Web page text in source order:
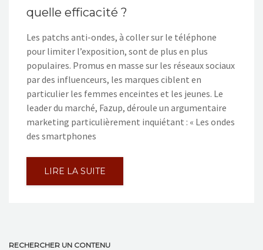
quelle efficacité ?
Les patchs anti-ondes, à coller sur le téléphone
pour limiter l’exposition, sont de plus en plus
populaires. Promus en masse sur les réseaux sociaux
par des influenceurs, les marques ciblent en
particulier les femmes enceintes et les jeunes. Le
leader du marché, Fazup, déroule un argumentaire
marketing particulièrement inquiétant : « Les ondes
des smartphones
LIRE LA SUITE
RECHERCHER UN CONTENU